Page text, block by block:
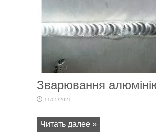
Зварювання
11/05/2021
Читать далее »